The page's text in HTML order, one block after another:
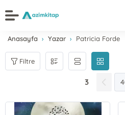
Anasayfa Yazar Patricia Forde
Filtre
3